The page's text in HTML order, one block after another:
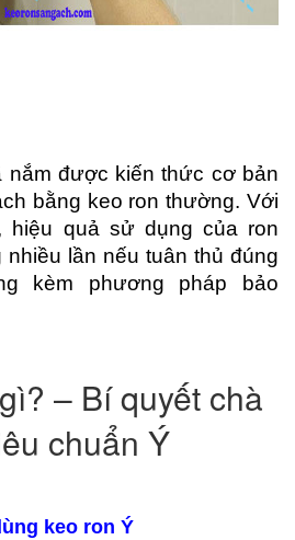
nắm được kiến thức cơ bản
bằng keo ron thường. Với
hiệu quả sử dụng của ron
lần nếu tuân thủ đúng
kèm phương pháp bảo
– Bí quyết chà
chuẩn Ý
keo ron Ý